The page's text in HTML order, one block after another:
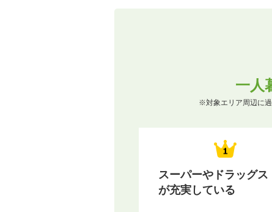
一人
※対象エリア周辺に
スーパーやドラッグス
が充実している